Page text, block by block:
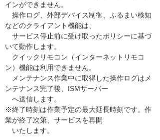
インができません。
操作ログ、外部デバイス制御、ふるまい検知
などのクライアント機能は、
サービス停止前に受け取ったポリシーに基づ
いて動作します。
クイックリモコン（インターネットリモコ
ン）機能は利用できません。
メンテナンス作業中に取得した操作ログはメ
ンテナンス完了後、ISMサーバー
へ送信します。
※終了時刻は作業予定の最大延長時刻です。作
業が終了次第、サービスを再開
いたします。